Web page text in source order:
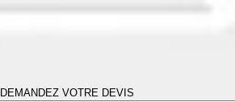
DEMANDEZ VOTRE DEVIS